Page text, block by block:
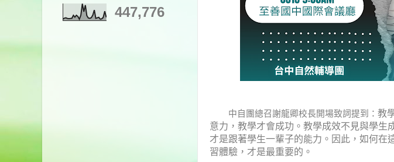
中自團總召謝龍卿校長開場致詞提到： 教
意力，教學才會成功。教學成效不見與學生
才是跟著學生一輩子的能力。 因此，如何在
習體驗，才是最重要的。
447,776